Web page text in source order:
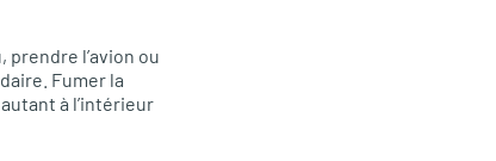
l’avion ou
Fumer la
à l’intérieur